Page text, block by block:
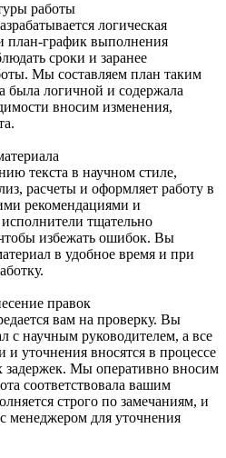
работы
логическая
план-график выполнения
сроки и заранее
Мы составляем план таким
была логичной и содержала
вносим изменения,
текста в научном стиле,
расчеты и оформляет работу в
рекомендациями и
тщательно
избежать ошибок. Вы
в удобное время и при
правок
вам на проверку. Вы
с научным руководителем, а все
и уточнения вносятся в процессе
задержек. Мы оперативно вносим
соответствовала вашим
строго по замечаниям, и
менеджером для уточнения